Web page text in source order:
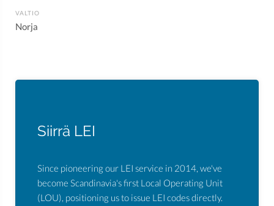
VALTIO
Norja
Siirrä LEI
Since pioneering our LEI service in 2014, we've
become Scandinavia's first Local Operating Unit
(LOU), positioning us to issue LEI codes directly.